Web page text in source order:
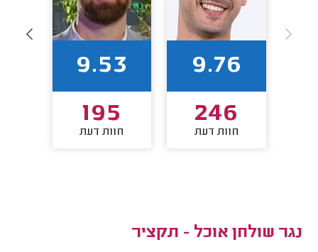
9.76
246
חוות דעת
9.53
195
חוות דעת
נגר שולחן אוכל - תקציר